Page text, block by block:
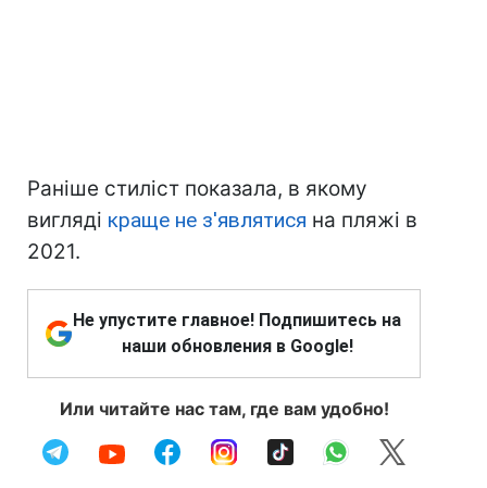
Раніше стиліст показала, в якому
вигляді краще не з'являтися на пляжі в
2021.
Не упустите главное! Подпишитесь на
наши обновления в Google!
Или читайте нас там, где вам удобно!